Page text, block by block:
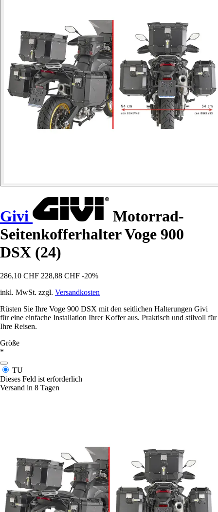
Givi
Motorrad-
Seitenkofferhalter Voge 900
DSX (24)
286,10 CHF 228,88 CHF -20%
inkl. MwSt. zzgl. Versandkosten
Rüsten Sie Ihre Voge 900 DSX mit den seitlichen Halterungen Givi
für eine einfache Installation Ihrer Koffer aus. Praktisch und stilvoll für
Ihre Reisen.
Größe
*
TU
Dieses Feld ist erforderlich
Versand in 8 Tagen